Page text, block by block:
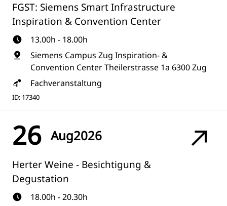
FGST: Siemens Smart Infrastructure
Inspiration & Convention Center
13.00h - 18.00h
Siemens Campus Zug Inspiration- &
Convention Center Theilerstrasse 1a 6300 Zug
Fachveranstaltung
ID: 17340
26 Aug2026
Herter Weine - Besichtigung &
Degustation
18.00h - 20.30h